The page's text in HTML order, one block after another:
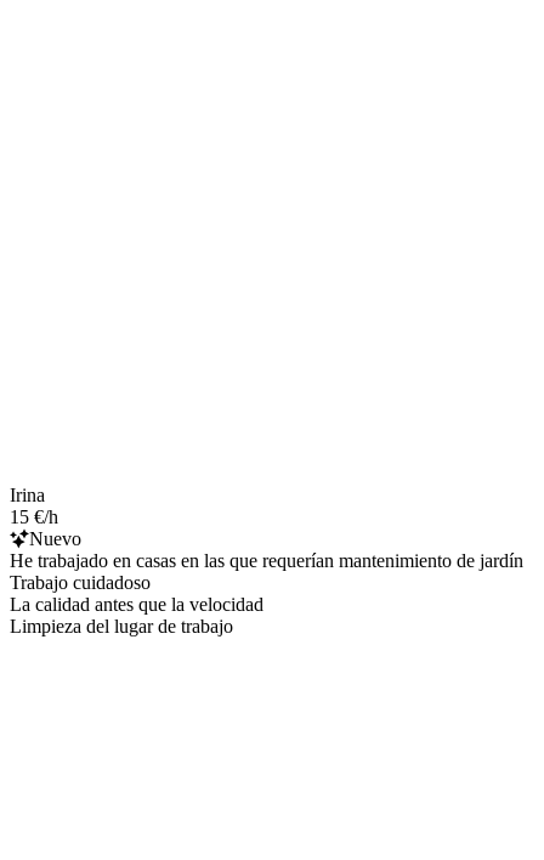
Irina
15 €/h
Nuevo
He trabajado en casas en las que requerían mantenimiento de jardín
Trabajo cuidadoso
La calidad antes que la velocidad
Limpieza del lugar de trabajo